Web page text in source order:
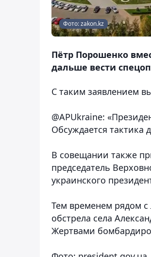
Фото: zakon.kz
Пётр Порошенко
дальше вести
С таким заявлением
@APUkraine:
Обсуждается тактика
В совещании также
председатель
украинского
Тем временем рядом с
обстрела села
Жертвами